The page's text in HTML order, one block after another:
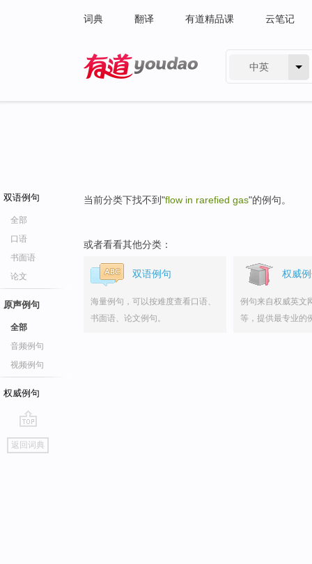
词典 翻译 有道精品课 云笔记
中英
双语例句
全部
口语
书面语
论文
原声例句
全部
音频例句
视频例句
权威例句
go
top
返回词典
当前分类下找不到"flow in rarefied gas"的例句。
或者看看其他分类：
双语例句
海量例句，可以按难度查看口语、
书面语、论文例句。
权威
例句来自权威英文
等，提供最专业的